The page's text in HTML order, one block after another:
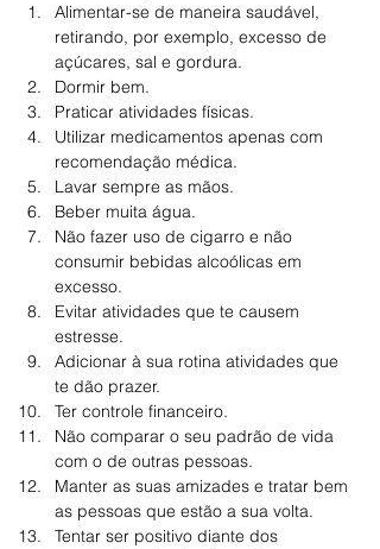
Alimentar-se de maneira saudável,
retirando, por exemplo, excesso de
açúcares, sal e gordura.
Dormir bem.
Praticar atividades físicas.
Utilizar medicamentos apenas com
recomendação médica.
Lavar sempre as mãos.
Beber muita água.
Não fazer uso de cigarro e não
consumir bebidas alcoólicas em
excesso.
Evitar atividades que te causem
estresse.
Adicionar à sua rotina atividades que
te dão prazer.
Ter controle financeiro.
Não comparar o seu padrão de vida
com o de outras pessoas.
Manter as suas amizades e tratar bem
as pessoas que estão a sua volta.
Tentar ser positivo diante dos